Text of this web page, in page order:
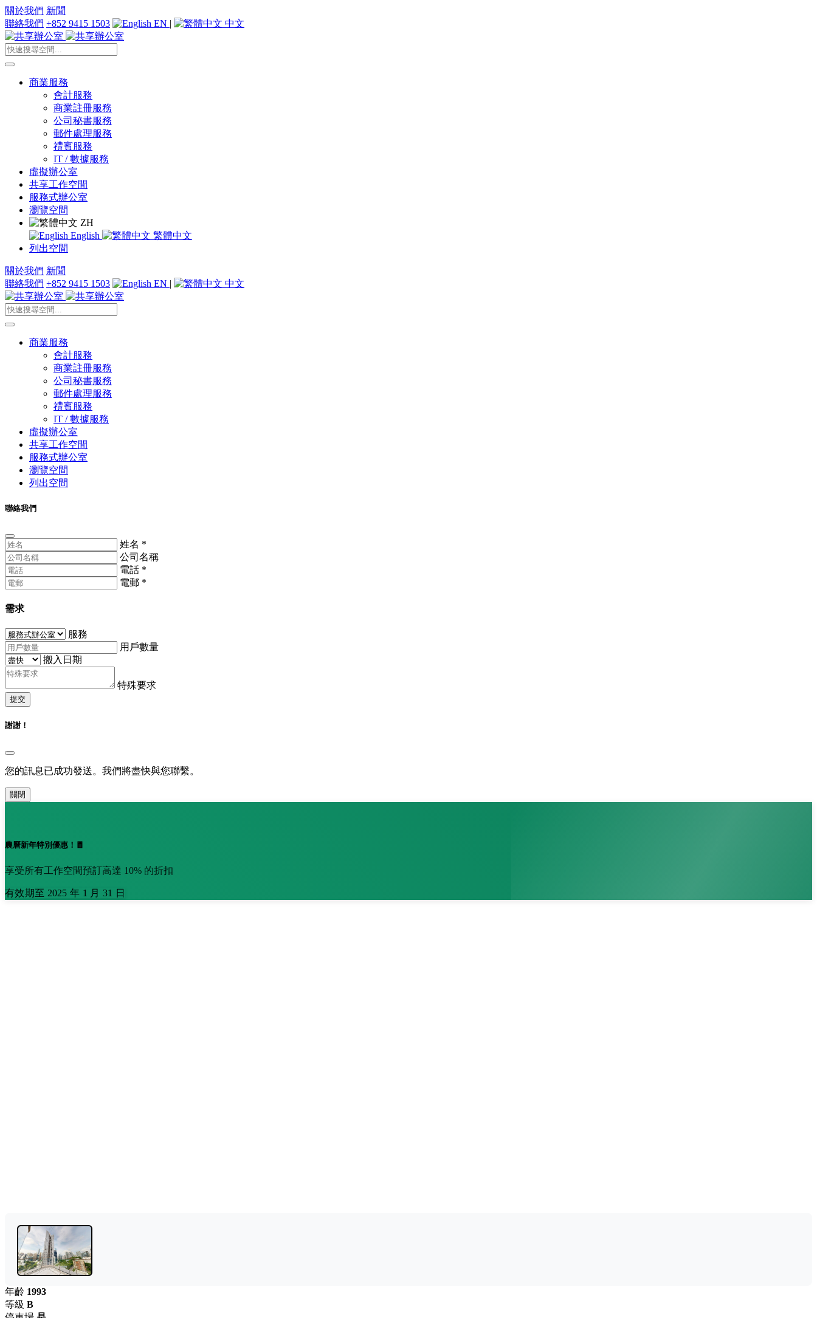
關於我們 新聞
聯絡我們 +852 9415 1503 EN | 中文
商業服務
會計服務
商業註冊服務
公司秘書服務
郵件處理服務
禮賓服務
IT / 數據服務
虛擬辦公室
共享工作空間
服務式辦公室
瀏覽空間
ZH
English
繁體中文
列出空間
關於我們 新聞
聯絡我們 +852 9415 1503 EN | 中文
商業服務
會計服務
商業註冊服務
公司秘書服務
郵件處理服務
禮賓服務
IT / 數據服務
虛擬辦公室
共享工作空間
服務式辦公室
瀏覽空間
列出空間
聯絡我們
姓名 *
公司名稱
電話 *
電郵 *
需求
服務
用戶數量
搬入日期
特殊要求
提交
謝謝！
您的訊息已成功發送。我們將盡快與您聯繫。
關閉
農曆新年特別優惠！🧧
享受所有工作空間預訂高達 10% 的折扣
有效期至 2025 年 1 月 31 日
年齡 1993
等級 B